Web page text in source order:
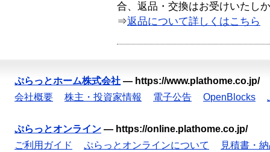
合、返品・交換はお受けいたし
⇒返品について詳しくはこちら
ぷらっとホーム株式会社 — https://www.plathome.co.jp/
会社概要
株主・投資家情報 電子公告 OpenBlocks
ぷらっとオンライン — https://online.plathome.co.jp/
ご利用ガイド
ぷらっとオンラインについて
見積書・